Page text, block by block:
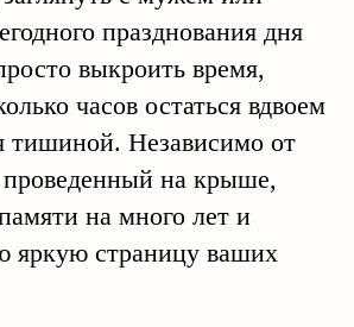
празднования дня
выкроить время,
часов остаться вдвоем
тишиной. Независимо от
проведенный на крыше,
на много лет и
яркую страницу ваших